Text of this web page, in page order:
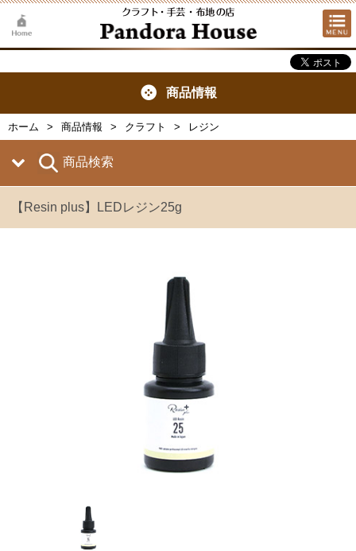
商品情報
ホーム 商品情報 クラフト レジン
商品検索
【Resin plus】LEDレジン25g